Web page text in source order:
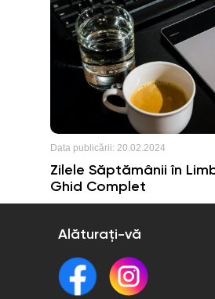
Data publicării: 20.02.2024
Zilele Săptămânii în
Ghid Complet
Alăturați-vă